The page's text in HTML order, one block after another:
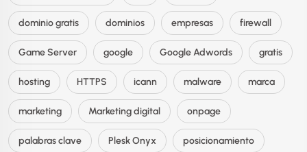
dominio gratis dominios empresas firewall
Game Server google Google Adwords gratis
hosting HTTPS icann malware marca
marketing Marketing digital onpage
palabras clave Plesk Onyx posicionamiento